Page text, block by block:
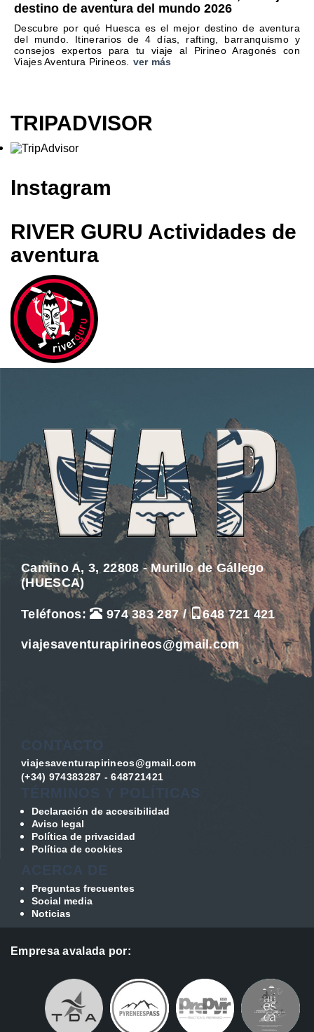
destino de aventura del mundo 2026
Descubre por qué Huesca es el mejor destino de aventura
del mundo. Itinerarios de 4 días, rafting, barranquismo y
consejos expertos para tu viaje al Pirineo Aragonés con
Viajes Aventura Pirineos.
ver más
TRIPADVISOR
Instagram
RIVER GURU Actividades de
aventura
Camino A, 3, 22808 - Murillo de Gállego
(HUESCA)
Teléfonos: 974 383 287/ 648 721 421
viajesaventurapirineos@gmail.com
viajesaventurapirineos@gmail.com
(+34) 974383287 - 648721421
Declaración de accesibilidad
Aviso legal
Política de privacidad
Política de cookies
Preguntas frecuentes
Social media
Noticias
Empresa avalada por: